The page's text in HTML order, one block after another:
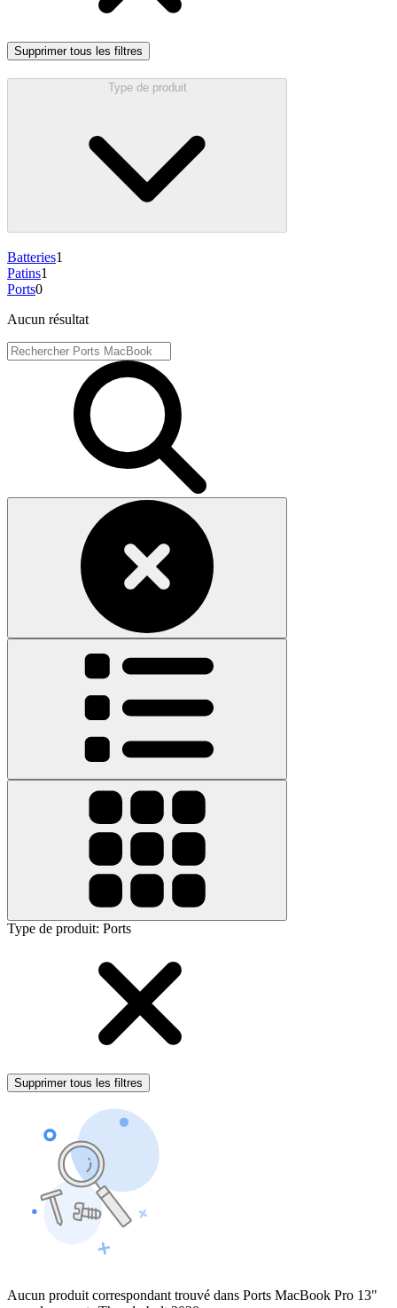
Supprimer tous les filtres
Type de produit
Batteries1
Patins1
Ports0
Aucun résultat
Type de produit: Ports
Supprimer tous les filtres
Aucun produit correspondant trouvé dans Ports MacBook Pro 13"